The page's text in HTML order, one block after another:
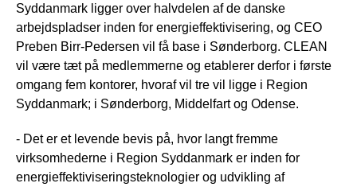
Syddanmark ligger over halvdelen af de danske
arbejdspladser inden for energieffektivisering, og CEO
Preben Birr-Pedersen vil få base i Sønderborg. CLEAN
vil være tæt på medlemmerne og etablerer derfor i første
omgang fem kontorer, hvoraf vil tre vil ligge i Region
Syddanmark; i Sønderborg, Middelfart og Odense.
- Det er et levende bevis på, hvor langt fremme
virksomhederne i Region Syddanmark er inden for
energieffektiviseringsteknologier og udvikling af